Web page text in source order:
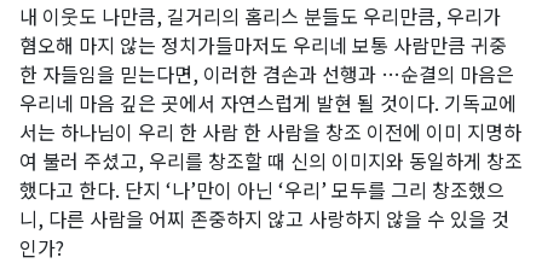
내 이웃도 나만큼, 길거리의 홈리스 분들도 우리만큼, 우리가
혐오해 마지 않는 정치가들마저도 우리네 보통 사람만큼 귀중
한 자들임을 믿는다면, 이러한 겸손과 선행과 …순결의 마음은
우리네 마음 깊은 곳에서 자연스럽게 발현 될 것이다. 기독교에
서는 하나님이 우리 한 사람 한 사람을 창조 이전에 이미 지명하
여 불러 주셨고, 우리를 창조할 때 신의 이미지와 동일하게 창조
했다고 한다. 단지 ‘나’만이 아닌 ‘우리’ 모두를 그리 창조했으
니, 다른 사람을 어찌 존중하지 않고 사랑하지 않을 수 있을 것
인가?